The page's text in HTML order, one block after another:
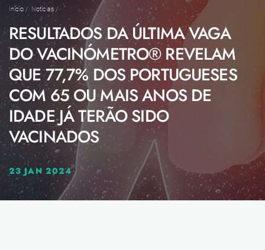
Início / Notícias /
RESULTADOS DA ÚLTIMA VAGA
DO VACINÓMETRO® REVELAM
QUE 77,7% DOS PORTUGUESES
COM 65 OU MAIS ANOS DE
IDADE JÁ TERÃO SIDO
VACINADOS
23 JAN 2024